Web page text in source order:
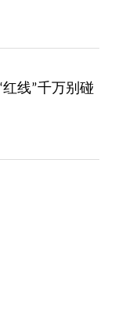
线”千万别碰